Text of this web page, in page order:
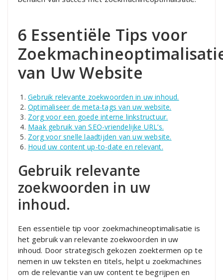
6 Essentiële Tips voor
van Uw Website
Gebruik relevante zoekwoorden in uw inhoud.
Optimaliseer de meta-tags van uw website.
Zorg voor een goede interne linkstructuur.
Maak gebruik van SEO-vriendelijke URL’s.
Zorg voor snelle laadtijden van uw website.
Houd uw content up-to-date en relevant.
Gebruik relevante
zoekwoorden in uw
inhoud.
Een essentiële tip voor zoekmachineoptimalisatie is
het gebruik van relevante zoekwoorden in uw
inhoud. Door strategisch gekozen zoektermen op te
nemen in uw teksten en titels, helpt u zoekmachines
om de relevantie van uw content te begrijpen en